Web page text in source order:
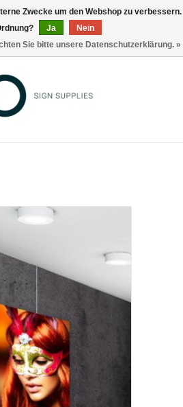
67 63
Zwecke um den Webshop zu verbessern.
Ja
Nein
Sie bitte unsere Datenschutzerklärung. »